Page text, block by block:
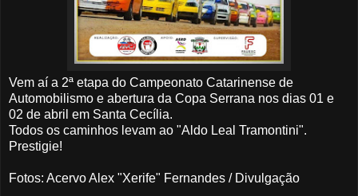
Vem aí a 2ª etapa do Campeonato Catarinense de
Automobilismo e abertura da Copa Serrana nos dias 01 e
02 de abril em Santa Cecília.
Todos os caminhos levam ao "Aldo Leal Tramontini".
Prestigie!
Fotos: Acervo Alex "Xerife" Fernandes / Divulgação